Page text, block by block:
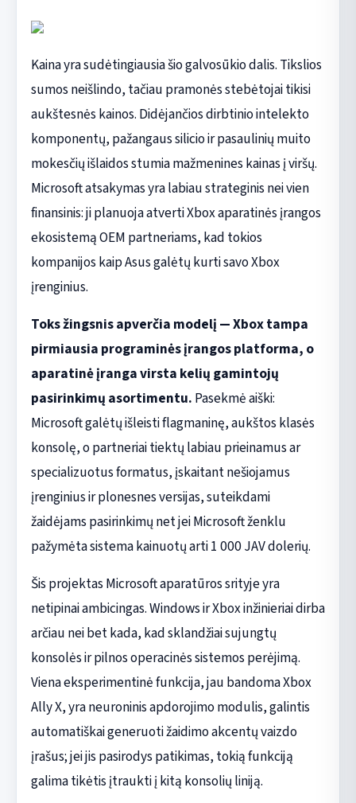
Kaina yra sudėtingiausia šio galvosūkio dalis. Tikslios
sumos neišlindo, tačiau pramonės stebėtojai tikisi
aukštesnės kainos. Didėjančios dirbtinio intelekto
komponentų, pažangaus silicio ir pasaulinių muito
mokesčių išlaidos stumia mažmenines kainas į viršų.
Microsoft atsakymas yra labiau strateginis nei vien
finansinis: ji planuoja atverti Xbox aparatinės įrangos
ekosistemą OEM partneriams, kad tokios
kompanijos kaip Asus galėtų kurti savo Xbox
įrenginius.
Toks žingsnis apverčia modelį — Xbox tampa
pirmiausia programinės įrangos platforma, o
aparatinė įranga virsta kelių gamintojų
pasirinkimų asortimentu. Pasekmė aiški:
Microsoft galėtų išleisti flagmaninę, aukštos klasės
konsolę, o partneriai tiektų labiau prieinamus ar
specializuotus formatus, įskaitant nešiojamus
įrenginius ir plonesnes versijas, suteikdami
žaidėjams pasirinkimų net jei Microsoft ženklu
pažymėta sistema kainuotų arti 1 000 JAV dolerių.
Šis projektas Microsoft aparatūros srityje yra
netipinai ambicingas. Windows ir Xbox inžinieriai dirba
arčiau nei bet kada, kad sklandžiai sujungtų
konsolės ir pilnos operacinės sistemos perėjimą.
Viena eksperimentinė funkcija, jau bandoma Xbox
Ally X, yra neuroninis apdorojimo modulis, galintis
automatiškai generuoti žaidimo akcentų vaizdo
įrašus; jei jis pasirodys patikimas, tokią funkciją
galima tikėtis įtraukti į kitą konsolių liniją.